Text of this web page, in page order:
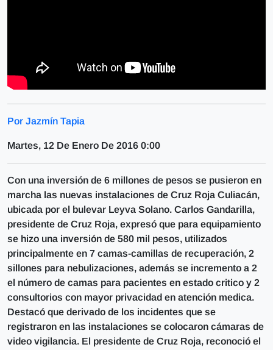
Por Jazmín Tapia
Martes, 12 De Enero De 2016 0:00
Con una inversión de 6 millones de pesos se pusieron en
marcha las nuevas instalaciones de Cruz Roja Culiacán,
ubicada por el bulevar Leyva Solano. Carlos Gandarilla,
presidente de Cruz Roja, expresó que para equipamiento
se hizo una inversión de 580 mil pesos, utilizados
principalmente en 7 camas-camillas de recuperación, 2
sillones para nebulizaciones, además se incremento a 2
el número de camas para pacientes en estado critico y 2
consultorios con mayor privacidad en atención medica.
Destacó que derivado de los incidentes que se
registraron en las instalaciones se colocaron cámaras de
video vigilancia. El presidente de Cruz Roja, reconoció el